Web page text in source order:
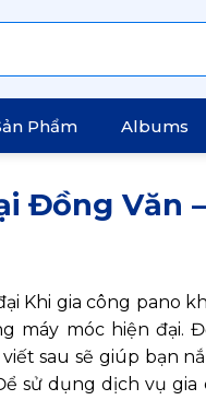
Phẩm Albums
Đồng Văn
Khi gia công pano
máy móc hiện đại.
sau sẽ giúp bạn
sử dụng dịch vụ gia